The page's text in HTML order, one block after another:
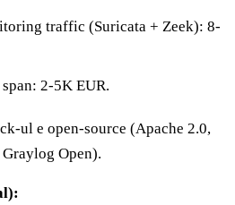
traffic (Suricata + Zeek): 8-
2-5K EUR.
ul e open-source (Apache 2.0,
Graylog Open).